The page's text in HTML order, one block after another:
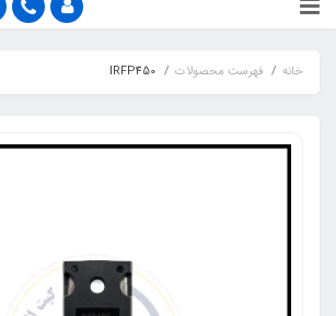
خانه فهرست محصولات IRFP450